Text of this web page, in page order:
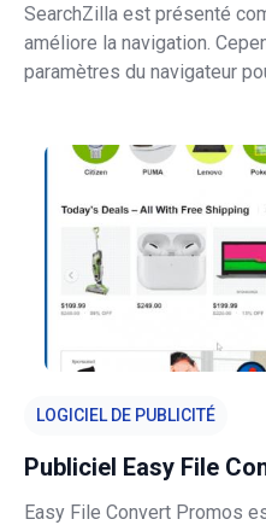
SearchZilla est présenté
améliore la navigation.
paramètres du navigateur
appelées "pirates de
LOGICIEL DE PUBLICITÉ
Publiciel Easy File
Easy File Convert Promos